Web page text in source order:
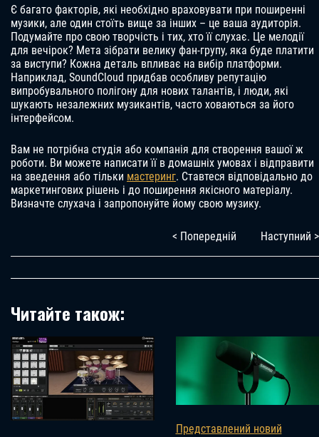
Є багато факторів, які необхідно враховувати при поширенні
музики, але один стоїть вище за інших – це ваша аудиторія.
Подумайте про свою творчість і тих, хто її слухає. Це мелодії
для вечірок? Мета зібрати велику фан-групу, яка буде платити
за виступи? Кожна деталь впливає на вибір платформи.
Наприклад, SoundCloud придбав особливу репутацію
випробувального полігону для нових талантів, і люди, які
шукають незалежних музикантів, часто ховаються за його
інтерфейсом.
Вам не потрібна студія або компанія для створення вашої ж
роботи. Ви можете написати її в домашніх умовах і відправити
на зведення або тільки мастеринг. Ставтеся відповідально до
маркетингових рішень і до поширення якісного матеріалу.
Визначте слухача і запропонуйте йому свою музику.
< Попередній Наступний >
Читайте також:
Представлений новий